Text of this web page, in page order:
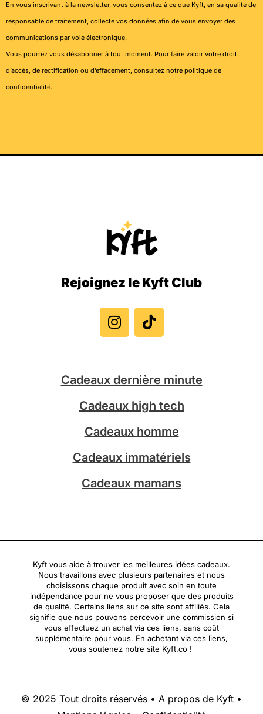
En vous inscrivant à la newsletter, vous consentez à ce que Kyft, en sa qualité de
responsable de traitement, collecte vos données afin de vous envoyer des
communications par voie électronique.
Vous pourrez vous désabonner à tout moment. Pour faire valoir votre droit
d’accès, de rectification ou d’effacement, consultez notre politique de
confidentialité.
Rejoignez le Kyft Club
n
s
t
r
a
m
i
k
t
Cadeaux dernière minute
Cadeaux high tech
Cadeaux homme
Cadeaux immatériels
Cadeaux mamans
Kyft vous aide à trouver les meilleures idées cadeaux.
Nous travaillons avec plusieurs partenaires et nous
choisissons chaque produit avec soin en toute
indépendance pour ne vous proposer que des produits
de qualité. Certains liens sur ce site sont affiliés. Cela
signifie que nous pouvons percevoir une commission si
vous effectuez un achat via ces liens, sans coût
supplémentaire pour vous. En achetant via ces liens,
vous soutenez notre site Kyft.co !
© 2025 Tout droits réservés • A propos de Kyft •